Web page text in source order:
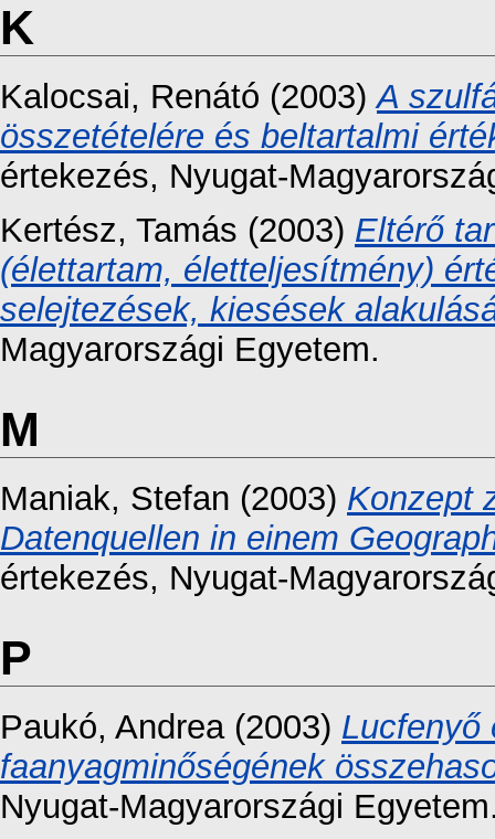
K
Kalocsai, Renátó (2003)A
összetételére és beltartalmi
értekezés, Nyugat-
Kertész, Tamás (2003) Eltérő
(élettartam, életteljesítmény)
selejtezések, kiesések
Magyarországi Egyetem.
M
Maniak, Stefan (2003) Konzept
Datenquellen in einem
értekezés, Nyugat-
P
Paukó, Andrea(2003) Lucfenyő
faanyagminőségének
Nyugat-Magyarországi